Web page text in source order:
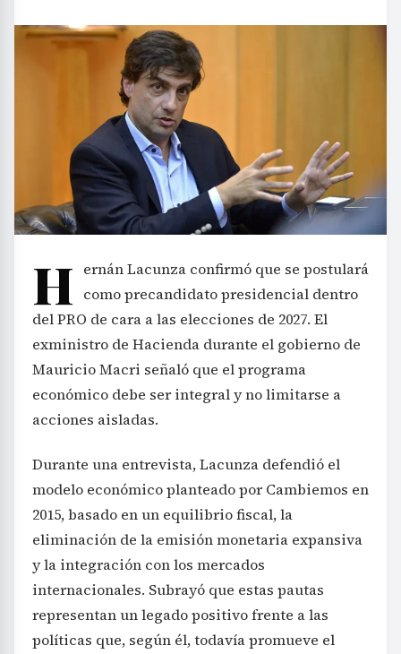
H ernán Lacunza confirmó que se postulará
como precandidato presidencial dentro
del PRO de cara a las elecciones de 2027. El
exministro de Hacienda durante el gobierno de
Mauricio Macri señaló que el programa
económico debe ser integral y no limitarse a
acciones aisladas.
Durante una entrevista, Lacunza defendió el
modelo económico planteado por Cambiemos en
2015, basado en un equilibrio fiscal, la
eliminación de la emisión monetaria expansiva
y la integración con los mercados
internacionales. Subrayó que estas pautas
representan un legado positivo frente a las
políticas que, según él, todavía promueve el